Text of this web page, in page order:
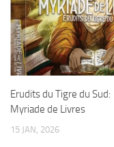
Erudits du Tigre du Sud:
Myriade de Livres
15 JAN, 2026